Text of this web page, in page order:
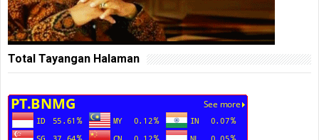
Total Tayangan Halaman